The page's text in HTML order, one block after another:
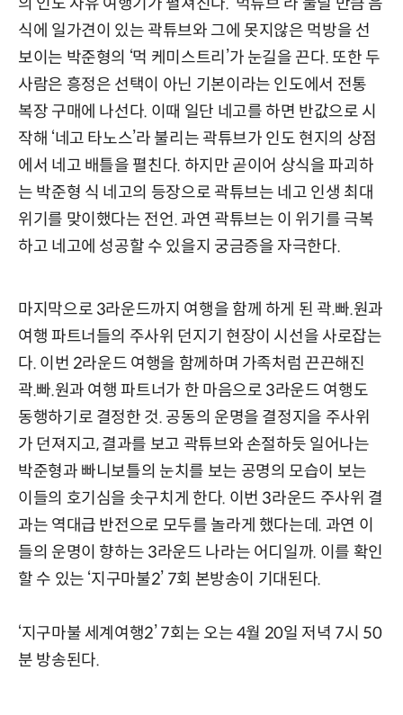
식에 일가견이 있는 곽튜브와 그에 못지않은 먹방을 선
보이는 박준형의 ‘먹 케미스트리’가 눈길을 끈다. 또한 두
사람은 흥정은 선택이 아닌 기본이라는 인도에서 전통
복장 구매에 나선다. 이때 일단 네고를 하면 반값으로 시
작해 ‘네고 타노스’라 불리는 곽튜브가 인도 현지의 상점
에서 네고 배틀을 펼친다. 하지만 곧이어 상식을 파괴하
는 박준형 식 네고의 등장으로 곽튜브는 네고 인생 최대
위기를 맞이했다는 전언. 과연 곽튜브는 이 위기를 극복
하고 네고에 성공할 수 있을지 궁금증을 자극한다.
마지막으로 3라운드까지 여행을 함께 하게 된 곽.빠.원과
여행 파트너들의 주사위 던지기 현장이 시선을 사로잡는
다. 이번 2라운드 여행을 함께하며 가족처럼 끈끈해진
곽.빠.원과 여행 파트너가 한 마음으로 3라운드 여행도
동행하기로 결정한 것. 공동의 운명을 결정지을 주사위
가 던져지고, 결과를 보고 곽튜브와 손절하듯 일어나는
박준형과 빠니보틀의 눈치를 보는 공명의 모습이 보는
이들의 호기심을 솟구치게 한다. 이번 3라운드 주사위 결
과는 역대급 반전으로 모두를 놀라게 했다는데. 과연 이
들의 운명이 향하는 3라운드 나라는 어디일까. 이를 확인
할 수 있는 ‘지구마불2’ 7회 본방송이 기대된다.
‘지구마불 세계여행2’ 7회는 오는 4월 20일 저녁 7시 50
분 방송된다.